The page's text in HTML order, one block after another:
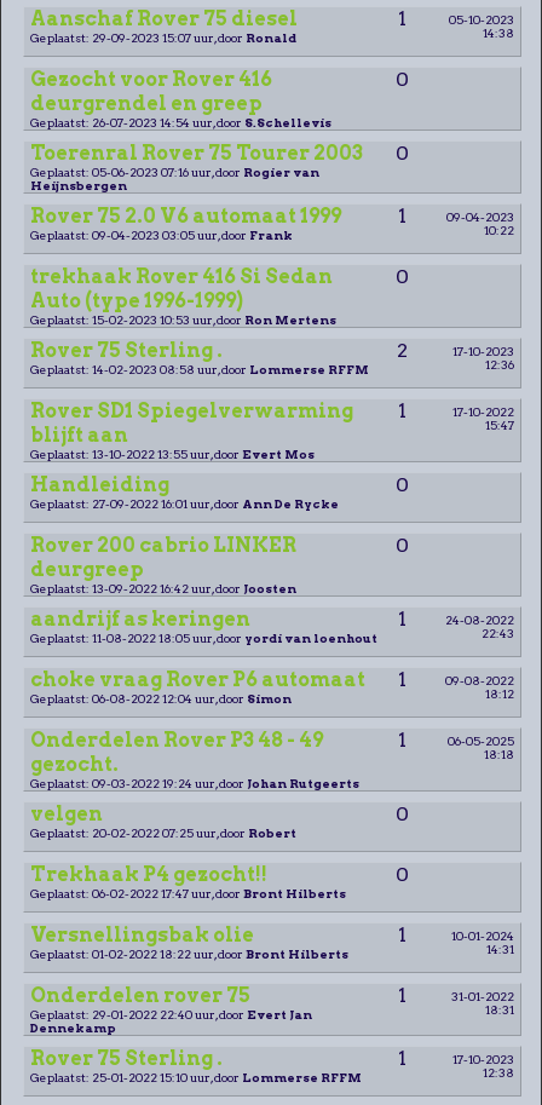
Aanschaf Rover 75 diesel 1
05-10-2023
14:38
Geplaatst: 29-09-2023 15:07 uur, door Ronald
Gezocht voor Rover 416
deurgrendel en greep
0
Geplaatst: 26-07-2023 14:54 uur, door S.Schellevis
Toerenral Rover 75 Tourer 2003 0
Geplaatst: 05-06-2023 07:16 uur, door Rogier van
Heijnsbergen
Rover 75 2.0 V6 automaat 1999 1
09-04-2023
10:22
Geplaatst: 09-04-2023 03:05 uur, door Frank
trekhaak Rover 416 Si Sedan
Auto (type 1996-1999)
0
Geplaatst: 15-02-2023 10:53 uur, door Ron Mertens
Rover 75 Sterling . 2
17-10-2023
12:36
Geplaatst: 14-02-2023 08:58 uur, door Lommerse RFFM
Rover SD1 Spiegelverwarming
blijft aan
1
17-10-2022
15:47
Geplaatst: 13-10-2022 13:55 uur, door Evert Mos
Handleiding 0
Geplaatst: 27-09-2022 16:01 uur, door Ann De Rycke
Rover 200 cabrio LINKER
deurgreep
0
Geplaatst: 13-09-2022 16:42 uur, door Joosten
aandrijf as keringen 1
24-08-2022
22:43
Geplaatst: 11-08-2022 18:05 uur, door yordi van loenhout
choke vraag Rover P6 automaat 1
09-08-2022
18:12
Geplaatst: 06-08-2022 12:04 uur, door Simon
Onderdelen Rover P3 48 - 49
gezocht.
1
06-05-2025
18:18
Geplaatst: 09-03-2022 19:24 uur, door Johan Rutgeerts
velgen 0
Geplaatst: 20-02-2022 07:25 uur, door Robert
Trekhaak P4 gezocht!! 0
Geplaatst: 06-02-2022 17:47 uur, door Bront Hilberts
Versnellingsbak olie 1
10-01-2024
14:31
Geplaatst: 01-02-2022 18:22 uur, door Bront Hilberts
Onderdelen rover 75 1
31-01-2022
18:31
Geplaatst: 29-01-2022 22:40 uur, door Evert Jan
Dennekamp
Rover 75 Sterling . 1
17-10-2023
12:38
Geplaatst: 25-01-2022 15:10 uur, door Lommerse RFFM